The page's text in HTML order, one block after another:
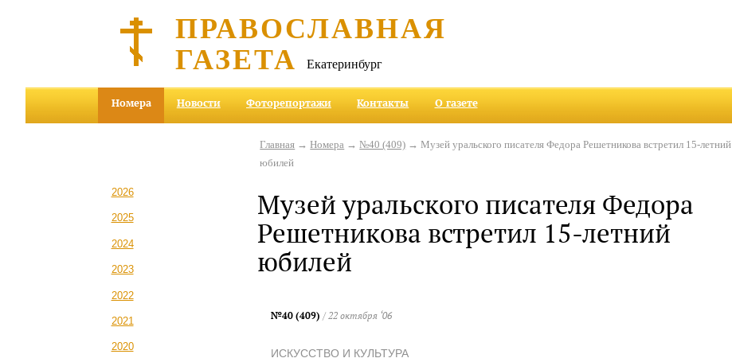
ПРАВОСЛАВНАЯ
ГАЗЕТА Екатеринбург
Номера Новости Фоторепортажи Контакты О газете
2026
2025
2024
2023
2022
2021
2020
Главная →Номера →№40 (409) → Музей уральского писателя Федора Решетникова встретил 15-летний
юбилей
Музей уральского писателя Федора
Решетникова встретил 15-летний
юбилей
№40 (409) / 22 октября ‘06
ИСКУССТВО И КУЛЬТУРА